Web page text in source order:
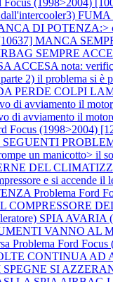
DI POTENZA:>
MANCA
SEMPRE
nota:
2) il problema si è
PERDE COLPI
avviamento il
di avviamento il
Focus (1998>2004)
SEGUENTI
un manicotto> il
DEL
e si accende il
Problema Ford
SPIA AVARIA
VANNO AL
Problema Ford
CONTINUA
SPEGNE SI